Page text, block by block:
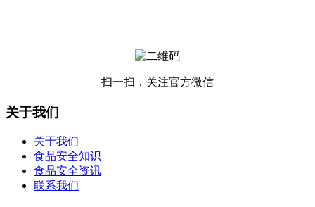
扫一扫，关注官方微信
关于我们
关于我们
食品安全知识
食品安全资讯
联系我们